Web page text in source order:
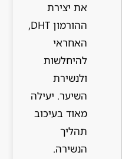
את יצירת
ההורמון DHT,
האחראי
להיחלשות
ולנשירת
השיער. יעילה
מאוד בעיכוב
תהליך
הנשירה.